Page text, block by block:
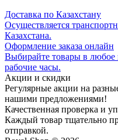
Доставка по Казахстану
Осуществляется
Казахстана.
Оформление заказа онлайн
Выбирайте товары в
рабочие часы.
Акции и скидки
Регулярные акции на
нашими предложениями!
Качественная проверка и
Каждый товар тщательно
отправкой.